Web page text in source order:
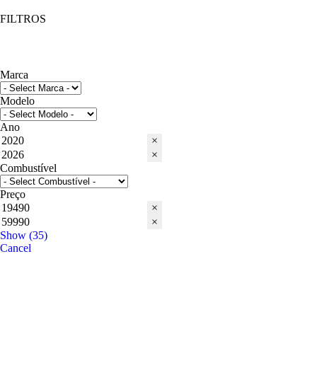
FILTROS
Marca
Modelo
Ano
×
×
Combustível
Preço
×
×
Show (35)
Cancel